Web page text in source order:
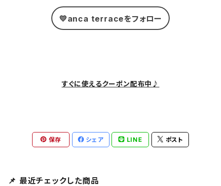
💛anca terraceをフォロー
すぐに使えるクーポン配布中♪
保存 シェア LINE ポスト
📌 最近チェックした商品